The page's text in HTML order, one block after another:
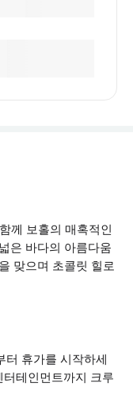
께 보홀의 매혹적인
은 바다의 아름다움
맞으며 초콜릿 힐로
터 휴가를 시작하세
테인먼트까지 크루